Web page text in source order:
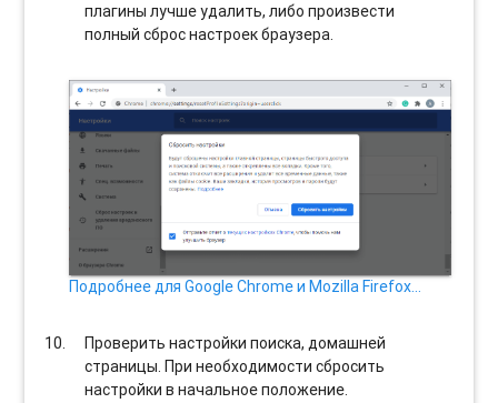
плагины лучше удалить, либо произвести
полный сброс настроек браузера.
Подробнее для Google Chrome и Mozilla Firefox…
Проверить настройки поиска, домашней
страницы. При необходимости сбросить
настройки в начальное положение.